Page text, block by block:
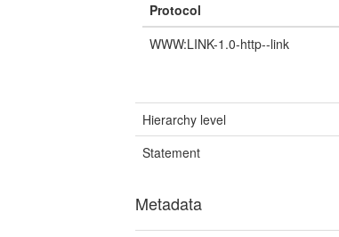
Protocol
WWW:LINK-1.0-http--link
Hierarchy level
Statement
Metadata